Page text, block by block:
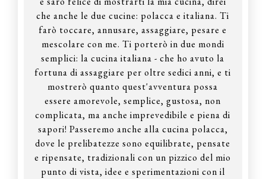
che anche le due cucine: polacca e italiana. Ti
farò toccare, annusare, assaggiare, pesare e
mescolare con me. Ti porterò in due mondi
semplici: la cucina italiana - che ho avuto la
fortuna di assaggiare per oltre sedici anni, e ti
mostrerò quanto quest'avventura possa
essere amorevole, semplice, gustosa, non
complicata, ma anche imprevedibile e piena di
sapori! Passeremo anche alla cucina polacca,
dove le prelibatezze sono equilibrate, pensate
e ripensate, tradizionali con un pizzico del mio
punto di vista, idee e sperimentazioni con il